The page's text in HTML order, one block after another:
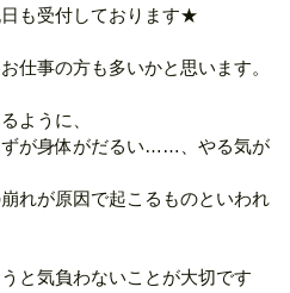
も受付しております★
仕事の方も多いかと思います。
ように、
ずが身体がだるい……、やる気が
れが原因で起こるものといわれ
と気負わないことが大切です